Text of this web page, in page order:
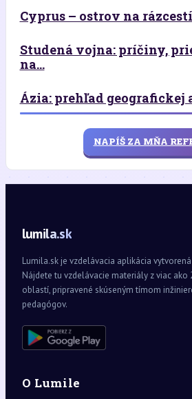
Cyprus – ostrov na
Studená vojna: príčiny,
na...
Ázia: prehľad geografickej
NAPÍŠ ZA MŇA
lumila.sk
Lumila.sk je vzdelávacia aplikácia
Nájdete tu vzdelávacie materiály z viac ako
oblastí, pripravené skúseným tímom
pedagógov.
O Lumile